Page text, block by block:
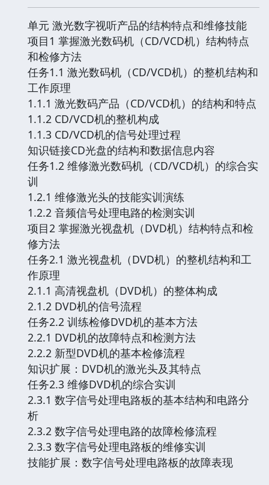
单元 激光数字视听产品的结构特点和维修技能
项目1 掌握激光数码机（CD/VCD机）结构特点
和检修方法
任务1.1 激光数码机（CD/VCD机）的整机结构和
工作原理
1.1.1 激光数码产品（CD/VCD机）的结构和特点
1.1.2 CD/VCD机的整机构成
1.1.3 CD/VCD机的信号处理过程
知识链接CD光盘的结构和数据信息内容
任务1.2 维修激光数码机（CD/VCD机）的综合实
训
1.2.1 维修激光头的技能实训演练
1.2.2 音频信号处理电路的检测实训
项目2 掌握激光视盘机（DVD机）结构特点和检
修方法
任务2.1 激光视盘机（DVD机）的整机结构和工
作原理
2.1.1 高清视盘机（DVD机）的整体构成
2.1.2 DVD机的信号流程
任务2.2 训练检修DVD机的基本方法
2.2.1 DVD机的故障特点和检测方法
2.2.2 新型DVD机的基本检修流程
知识扩展：DVD机的激光头及其特点
任务2.3 维修DVD机的综合实训
2.3.1 数字信号处理电路板的基本结构和电路分
析
2.3.2 数字信号处理电路的故障检修流程
2.3.3 数字信号处理电路板的维修实训
技能扩展：数字信号处理电路板的故障表现